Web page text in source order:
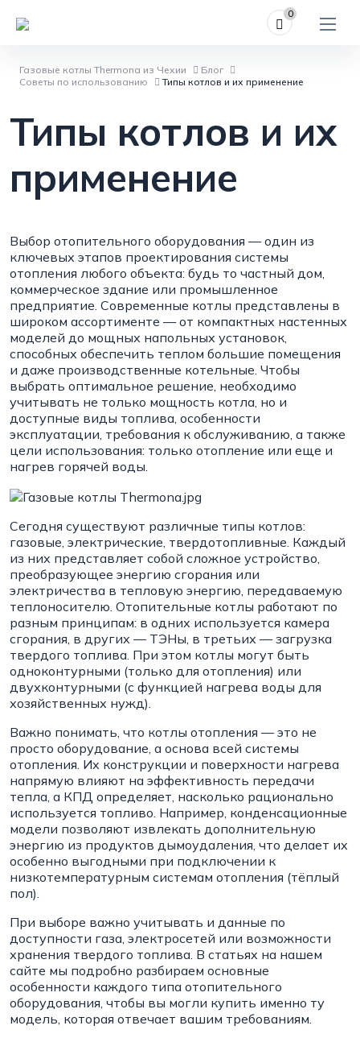
0
Газовые котлы Thermona из Чехии
Блог
Советы по использованию
Типы котлов и их применение
Типы котлов и их
применение
Выбор отопительного оборудования — один из
ключевых этапов проектирования системы
отопления любого объекта: будь то частный дом,
коммерческое здание или промышленное
предприятие. Современные котлы представлены в
широком ассортименте — от компактных настенных
моделей до мощных напольных установок,
способных обеспечить теплом большие помещения
и даже производственные котельные. Чтобы
выбрать оптимальное решение, необходимо
учитывать не только мощность котла, но и
доступные виды топлива, особенности
эксплуатации, требования к обслуживанию, а также
цели использования: только отопление или еще и
нагрев горячей воды.
Сегодня существуют различные типы котлов:
газовые, электрические, твердотопливные. Каждый
из них представляет собой сложное устройство,
преобразующее энергию сгорания или
электричества в тепловую энергию, передаваемую
теплоносителю. Отопительные котлы работают по
разным принципам: в одних используется камера
сгорания, в других — ТЭНы, в третьих — загрузка
твердого топлива. При этом котлы могут быть
одноконтурными (только для отопления) или
двухконтурными (с функцией нагрева воды для
хозяйственных нужд).
Важно понимать, что котлы отопления — это не
просто оборудование, а основа всей системы
отопления. Их конструкции и поверхности нагрева
напрямую влияют на эффективность передачи
тепла, а КПД определяет, насколько рационально
используется топливо. Например, конденсационные
модели позволяют извлекать дополнительную
энергию из продуктов дымоудаления, что делает их
особенно выгодными при подключении к
низкотемпературным системам отопления (тёплый
пол).
При выборе важно учитывать и данные по
доступности газа, электросетей или возможности
хранения твердого топлива. В статьях на нашем
сайте мы подробно разбираем основные
особенности каждого типа отопительного
оборудования, чтобы вы могли купить именно ту
модель, которая отвечает вашим требованиям.